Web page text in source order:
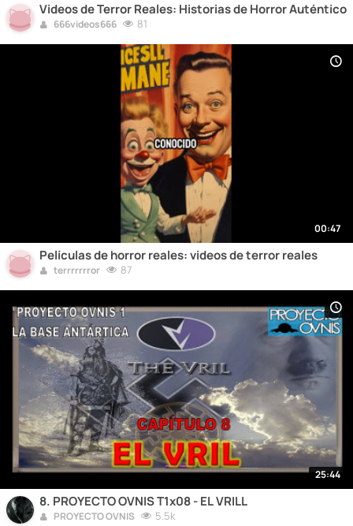
Videos de Terror Reales: Historias de Horror Auténtico
666videos666 81
00:47
Películas de horror reales: videos de terror reales
terrrrrrror 87
25:44
8. PROYECTO OVNIS T1x08 - EL VRILL
PROYECTO OVNIS 5.5k